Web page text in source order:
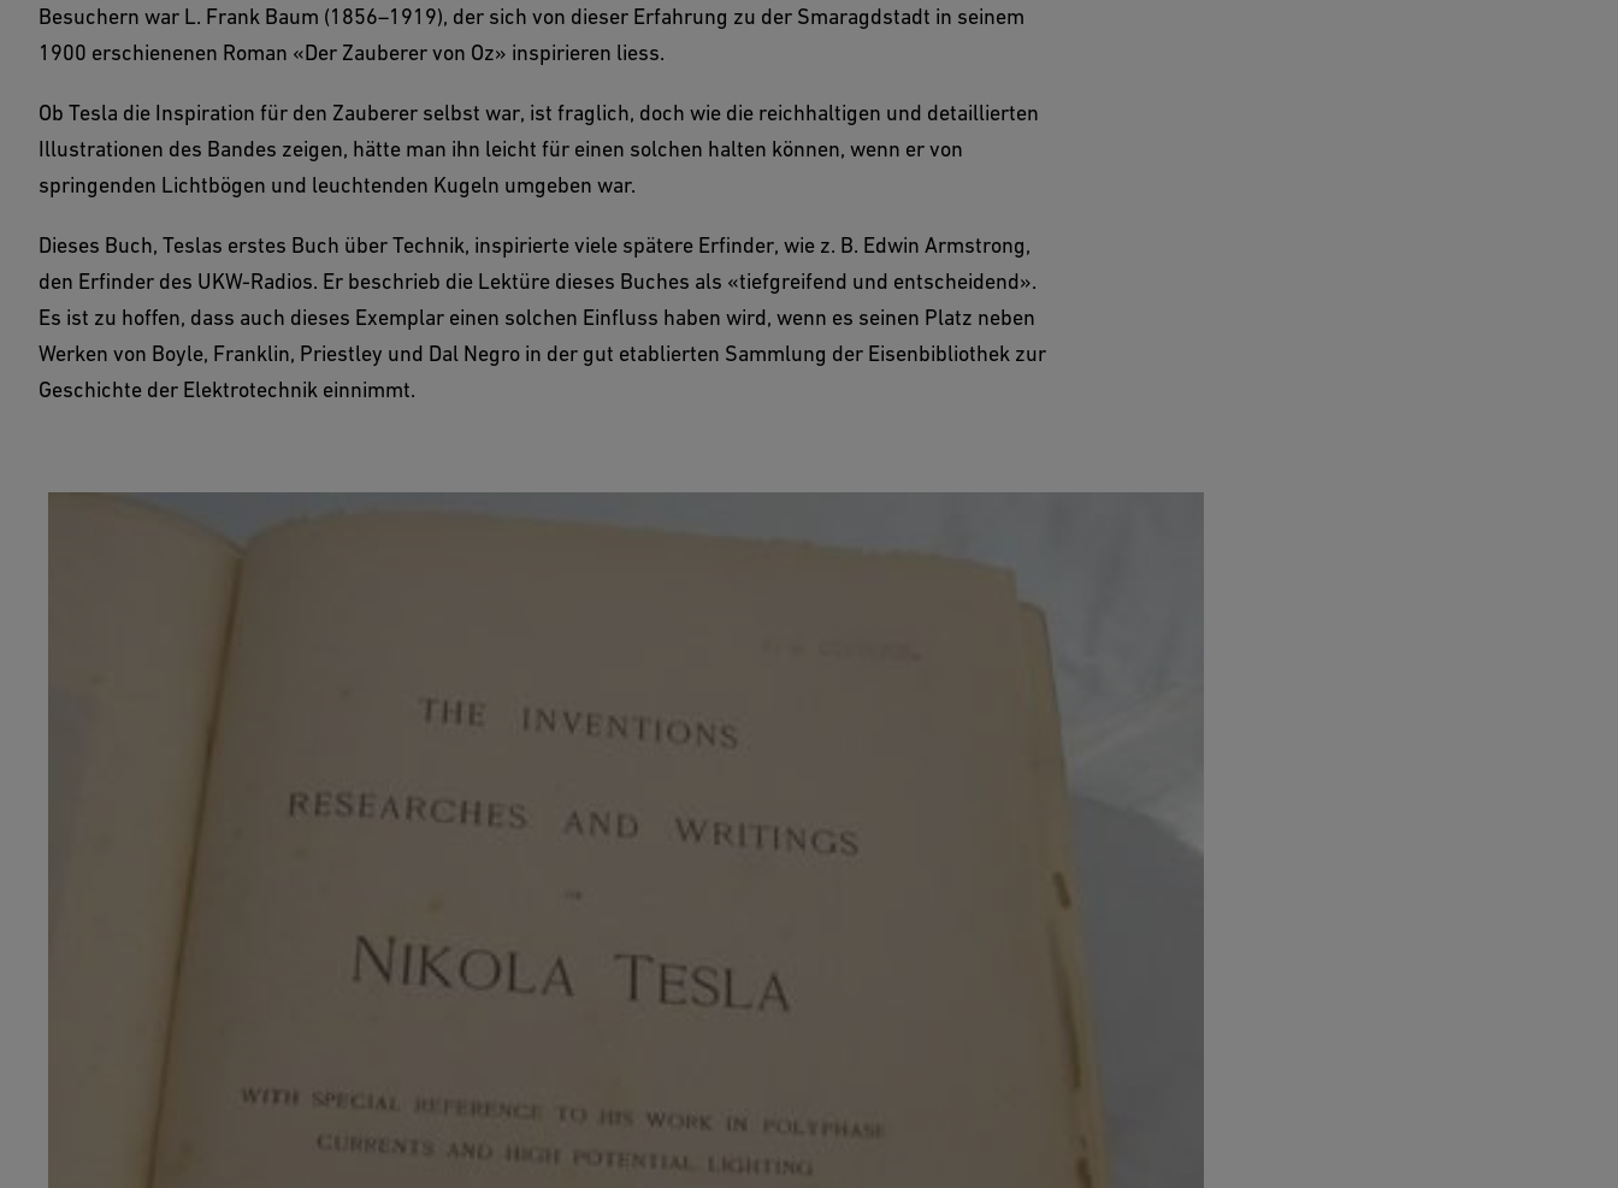
Besuchern war L. Frank Baum (1856–1919), der sich von dieser Erfahrung zu der Smaragdstadt in seinem
1900 erschienenen Roman «Der Zauberer von Oz» inspirieren liess.
Ob Tesla die Inspiration für den Zauberer selbst war, ist fraglich, doch wie die reichhaltigen und detaillierten
Illustrationen des Bandes zeigen, hätte man ihn leicht für einen solchen halten können, wenn er von
springenden Lichtbögen und leuchtenden Kugeln umgeben war.
Dieses Buch, Teslas erstes Buch über Technik, inspirierte viele spätere Erfinder, wie z. B. Edwin Armstrong,
den Erfinder des UKW-Radios. Er beschrieb die Lektüre dieses Buches als «tiefgreifend und entscheidend».
Es ist zu hoffen, dass auch dieses Exemplar einen solchen Einfluss haben wird, wenn es seinen Platz neben
Werken von Boyle, Franklin, Priestley und Dal Negro in der gut etablierten Sammlung der Eisenbibliothek zur
Geschichte der Elektrotechnik einnimmt.